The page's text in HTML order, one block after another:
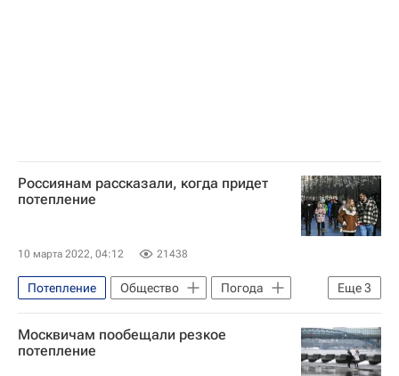
Россиянам рассказали, когда придет
потепление
10 марта 2022, 04:12 21438
Еще3
Потепление Общество
Погода
Москва
Россия Роман Вильфанд
Москвичам пообещали резкое
потепление